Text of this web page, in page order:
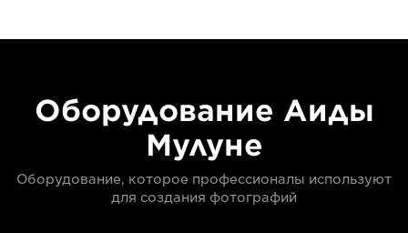
Оборудование Аиды
Мулуне
Оборудование, которое профессионалы используют
для создания фотографий